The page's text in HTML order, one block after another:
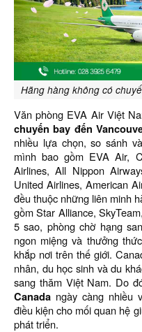
Hãng hàng không có
Văn phòng EVA Air Việt
chuyến bay đến
nhiều lựa chọn, so sánh
mình bao gồm EVA Air,
Airlines, All Nippon
United Airlines, American
đều thuộc những liên minh
gồm Star Alliance,
5 sao, phòng chờ hạng
ngon miệng và thưởng
khắp nơi trên thế giới.
nhân, du học sinh và du
sang thăm Việt Nam. Do
Canada ngày càng nhiều
điều kiện cho mối quan hệ
phát triển.